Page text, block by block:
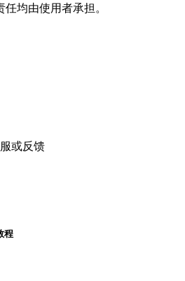
均由使用者承担。
或反馈
程